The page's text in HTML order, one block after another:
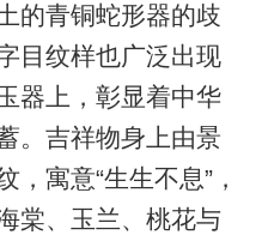
的青铜蛇形器的歧
目纹样也广泛出现
器上，彰显着中华
。吉祥物身上由景
寓意“生生不息”，
棠、玉兰、桃花与